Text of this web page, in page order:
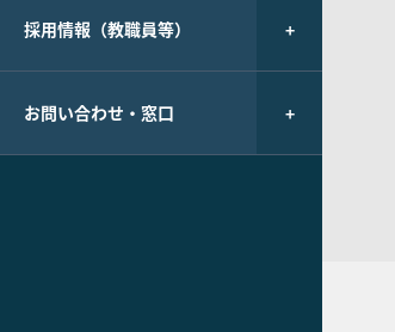
採用情報（教職員等）
お問い合わせ・窓口